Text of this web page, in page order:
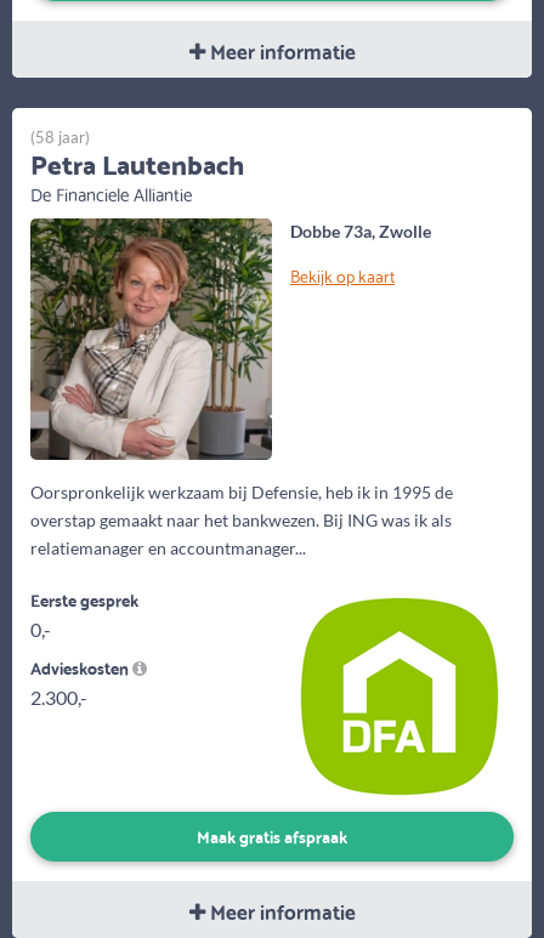
Meer informatie
Dobbe 73a, Zwolle
Bekijk op kaart
Oorspronkelijk werkzaam bij Defensie, heb ik in 1995 de
overstap gemaakt naar het bankwezen. Bij ING was ik als
relatiemanager en accountmanager...
(58 jaar)
Petra Lautenbach
De Financiele Alliantie
Eerste gesprek
0,-
Advieskosten
2.300,-
Maak gratis afspraak
Meer informatie